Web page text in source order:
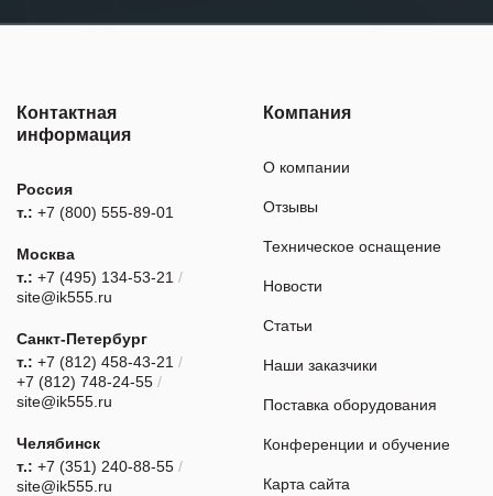
Контактная
информация
Россия
т.: +7 (800) 555-89-01
Москва
т.: +7 (495) 134-53-21 /
site@ik555.ru
Санкт-Петербург
т.: +7 (812) 458-43-21 /
+7 (812) 748-24-55 /
site@ik555.ru
Челябинск
т.: +7 (351) 240-88-55 /
site@ik555.ru
Компания
О компании
Отзывы
Техническое оснащение
Новости
Статьи
Наши заказчики
Поставка оборудования
Конференции и обучение
Карта сайта